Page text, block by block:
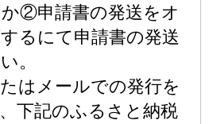
②申請書の発送をオ
るにて申請書の発送
。
はメールでの発行を
下記のふるさと納税